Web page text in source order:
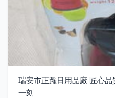
瑞安市正躍日用品廠 匠心
一刻